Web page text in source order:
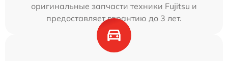
оригинальные запчасти техники Fujitsu и
предоставляет гарантию до 3 лет.